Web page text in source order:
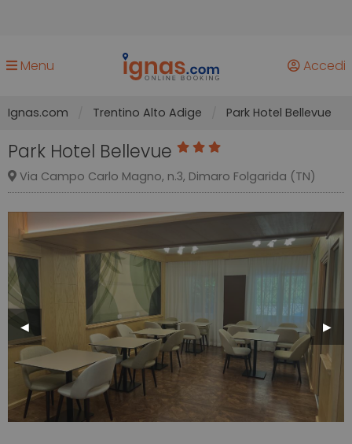
Menu Accedi
Ignas.com Trentino Alto Adige Park Hotel Bellevue
Park Hotel Bellevue
Via Campo Carlo Magno, n.3, Dimaro Folgarida (TN)
Previous
Slide
◀︎ Next
Slide
▶︎